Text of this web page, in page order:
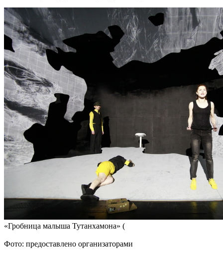
«Гробница малыша Тутанхамона» (
Фото: предоставлено организаторами